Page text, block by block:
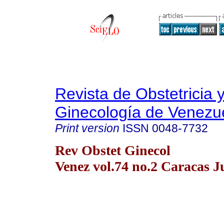
Revista de Obstetricia
Ginecología de
Print version ISSN 0048-7732
Rev Obstet Ginecol
Venez vol.74 no.2 Caracas